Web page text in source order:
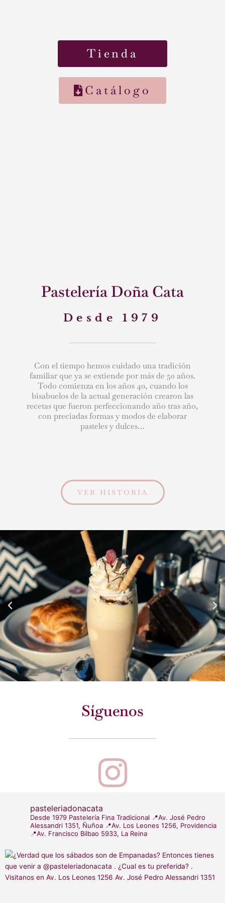
Tienda
Catálogo
Pastelería Doña Cata
Desde 1979
Con el tiempo hemos cuidado una tradición
familiar que ya se extiende por más de 50 años.
Todo comienza en los años 40, cuando los
bisabuelos de la actual generación crearon las
recetas que fueron perfeccionando año tras año,
con preciadas formas y modos de elaborar
pasteles y dulces…
VER HISTORIA
Síguenos
I
n
s
t
pasteleriadonacata
Desde 1979 Pastelería Fina Tradicional 📍Av. José Pedro
Alessandri 1351, Ñuñoa 📍Av. Los Leones 1256, Providencia
📍Av. Francisco Bilbao 5933, La Reina